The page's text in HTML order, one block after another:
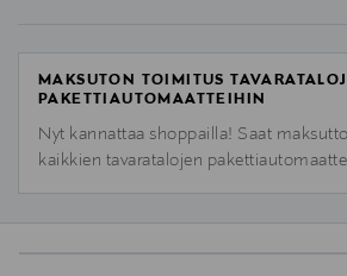
MAKSUTON TOIMITUS
PAKETTIAUTOMAATTEIHIN
Nyt kannattaa shoppailla! Saat
kaikkien tavaratalojen